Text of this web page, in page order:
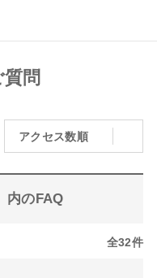
問
アクセス数順
内のFAQ
全32件